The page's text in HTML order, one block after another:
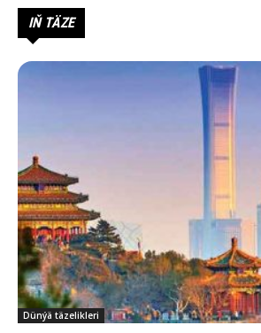
IŇ TÄZE
Dünýä täzelikleri